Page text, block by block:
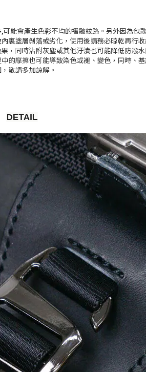
能會產生色彩不均的褶皺紋路。另外因為包
裏塗層剝落或劣化，使用後請務必晾乾再行收
，同時沾附灰塵或其他汙漬也可能降低防潑
的摩擦也可能導致染色或褪、變色，同時、
敬請多加諒解。
DETAIL